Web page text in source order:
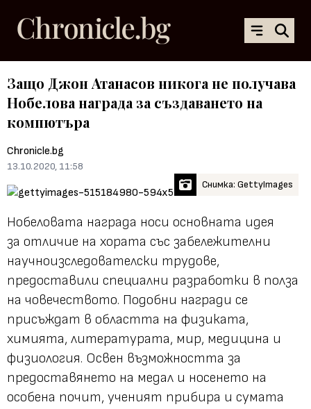
Защо Джон Атанасов никога не получава
Нобелова награда за създаването на
компютъра
Chronicle.bg
13.10.2020, 11:58
Снимка: GettyImages
Нобеловата награда носи основната идея
за отличие на хората със забележителни
научноизследователски трудове,
предоставили специални разработки в полза
на човечеството. Подобни награди се
присъждат в областта на физиката,
химията, литературата, мир, медицина и
физиология. Освен възможността за
предоставянето на медал и носенето на
особена почит, ученият прибира и сумата